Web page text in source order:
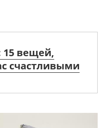
15 вещей,
счастливыми